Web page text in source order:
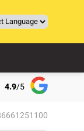
4.9/5